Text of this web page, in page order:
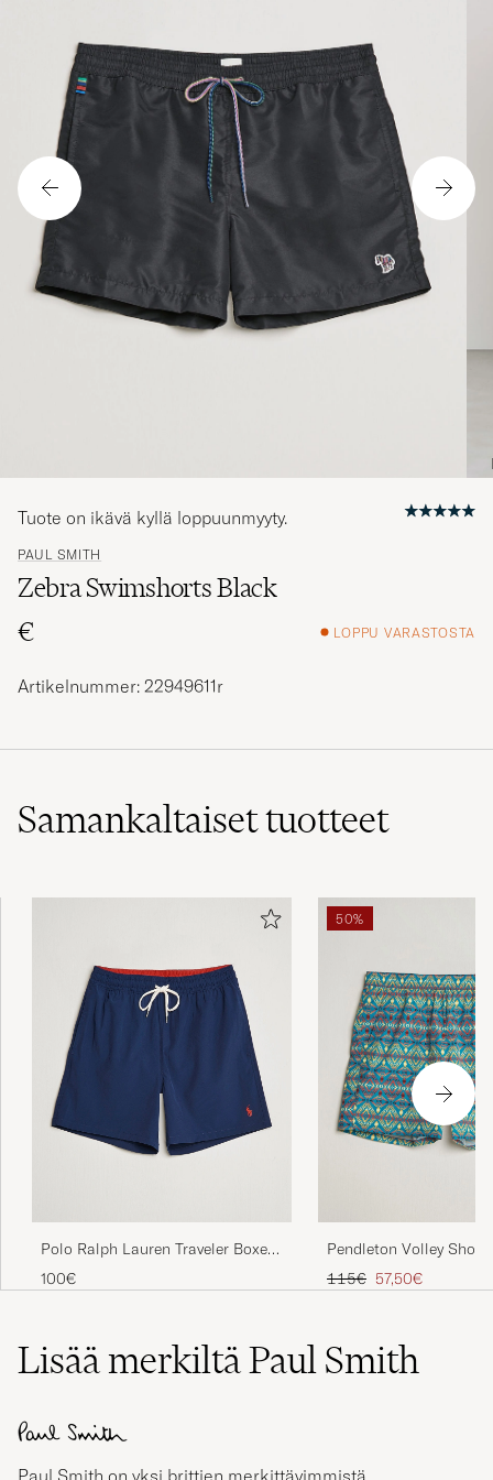
PAUL SMITH
Zebra Swimshorts Black
€
LOPPU VARASTOSTA
Tuote on ikävä kyllä loppuunmyyty.
Artikelnummer: 22949611r
Samankaltaisettuotteet
Polo Ralph Lauren Traveler Boxer
Swimshorts Newport Navy
100€
50%
Pendleton Volley
Earthquake
Tavallinen hinta
115€ Alennettu hinta
57,50€
Lisää merkiltä Paul Smith